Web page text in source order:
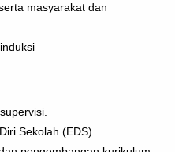
masyarakat dan
Sekolah (EDS)